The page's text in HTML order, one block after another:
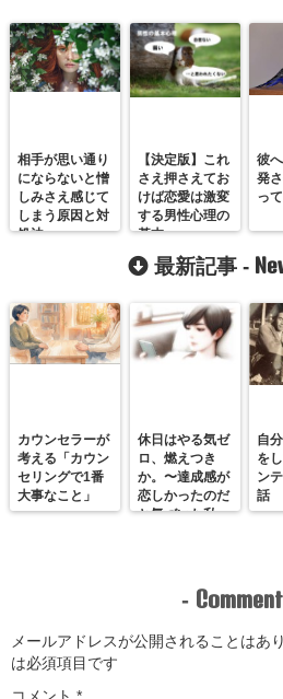
相手が思い通り
にならないと憎
しみさえ感じて
しまう原因と対
処法
【決定版】これ
さえ押さえてお
けば恋愛は激変
する男性心理の
基本
彼
発
っ
最新記事 -
カウンセラーが
考える「カウン
セリングで1番
大事なこと」
休日はやる気ゼ
ロ、燃えつき
か。〜達成感が
恋しかったのだ
と気づいた私
自
を
ン
話
-
メールアドレスが公開されることはあ
は必須項目です